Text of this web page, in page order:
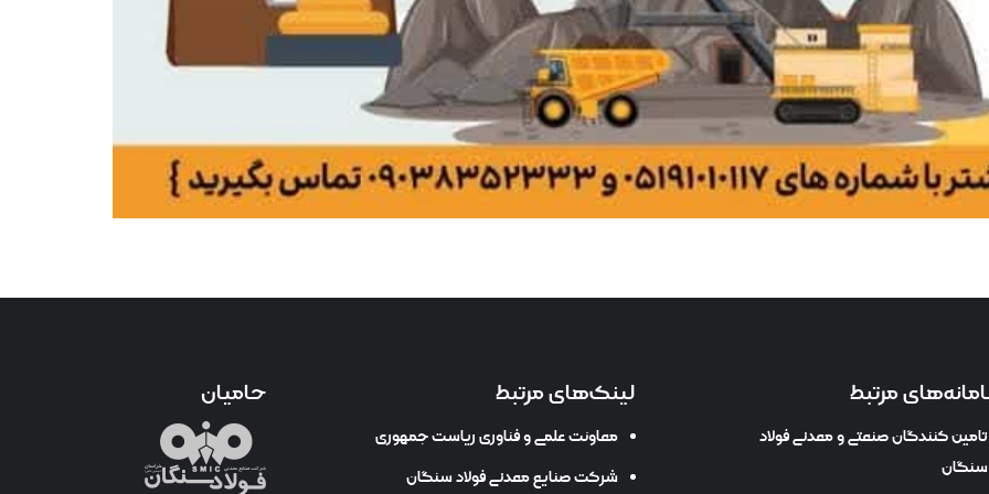
حامیان لینک‌های مرتبط
معاونت علمی و فناوری ریاست جمهوری
شرکت صنایع معدنی فولاد سنگان
مرتبط
تامین کنندگان صنعتی و معدنی فولاد
سنگان